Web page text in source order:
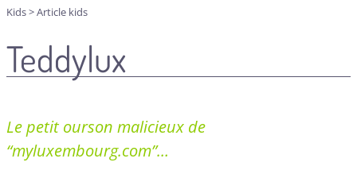
Kids>Article kids
Teddylux
Le petit ourson malicieux de
“myluxembourg.com”…